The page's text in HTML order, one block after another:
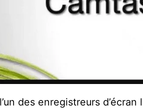
l’un des enregistreurs